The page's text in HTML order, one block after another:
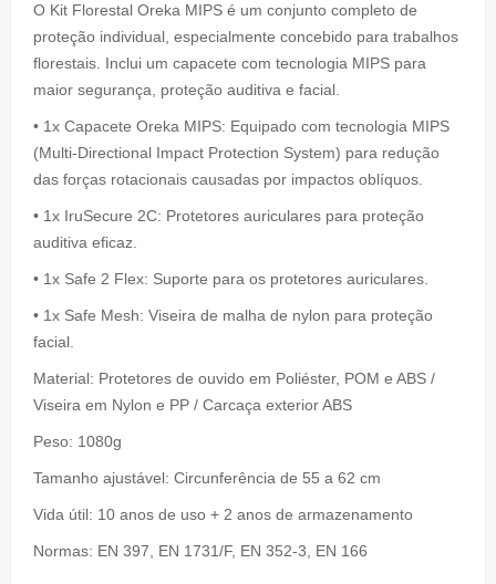
O Kit Florestal Oreka MIPS é um conjunto completo de
proteção individual, especialmente concebido para trabalhos
florestais. Inclui um capacete com tecnologia MIPS para
maior segurança, proteção auditiva e facial.
• 1x Capacete Oreka MIPS: Equipado com tecnologia MIPS
(Multi-Directional Impact Protection System) para redução
das forças rotacionais causadas por impactos oblíquos.
• 1x IruSecure 2C: Protetores auriculares para proteção
auditiva eficaz.
• 1x Safe 2 Flex: Suporte para os protetores auriculares.
• 1x Safe Mesh: Viseira de malha de nylon para proteção
facial.
Material: Protetores de ouvido em Poliéster, POM e ABS /
Viseira em Nylon e PP / Carcaça exterior ABS
Peso: 1080g
Tamanho ajustável: Circunferência de 55 a 62 cm
Vida útil: 10 anos de uso + 2 anos de armazenamento
Normas: EN 397, EN 1731/F, EN 352-3, EN 166